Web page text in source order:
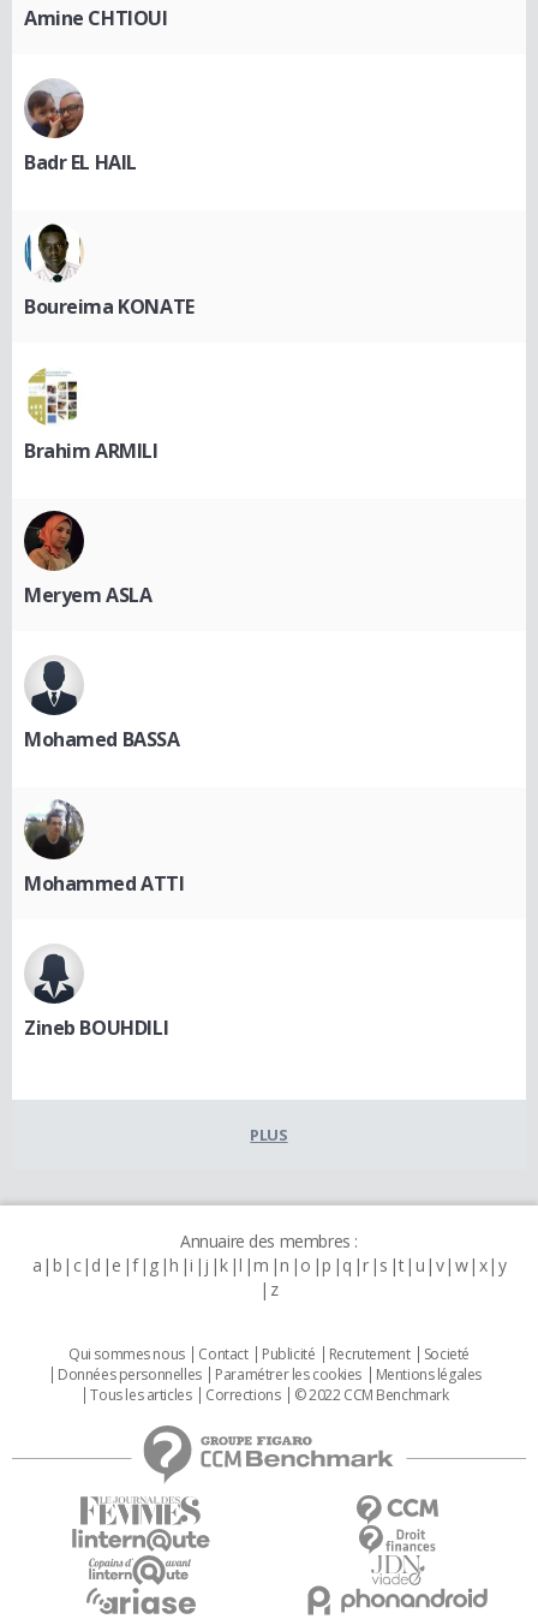
Amine CHTIOUI
Badr EL HAIL
Boureima KONATE
Brahim ARMILI
Meryem ASLA
Mohamed BASSA
Mohammed ATTI
Zineb BOUHDILI
PLUS
Annuaire des membres :
a b c d e f g h i j k l m n o p q r s t u v w x y
z
Qui sommes nous Contact Publicité Recrutement
Societé
Données personnelles
Paramétrer les cookies
Mentions légales
Tous les articles
Corrections © 2022 CCM Benchmark